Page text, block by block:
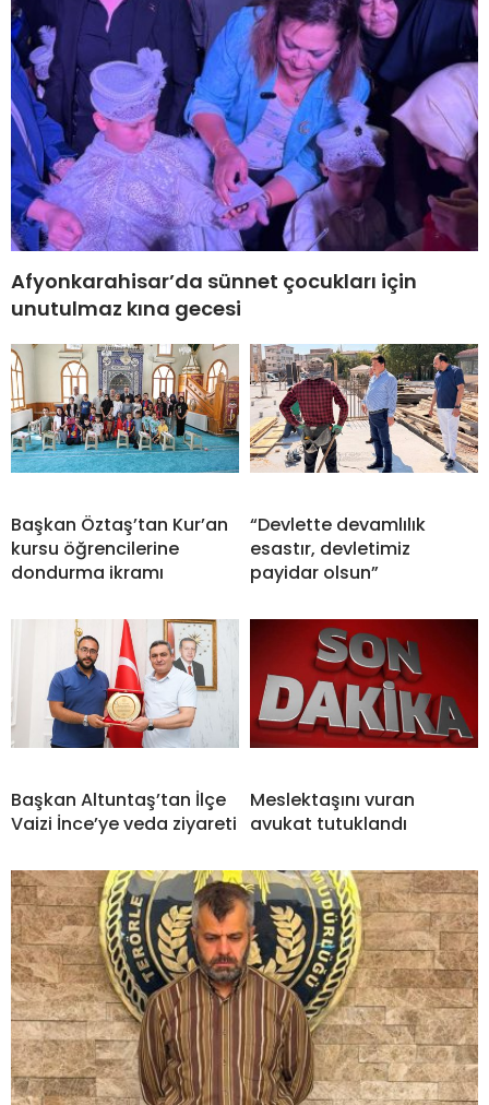
Afyonkarahisar’da sünnet çocukları için
unutulmaz kına gecesi
Başkan Öztaş’tan Kur’an
kursu öğrencilerine
dondurma ikramı
“Devlette devamlılık
esastır, devletimiz
payidar olsun”
Başkan Altuntaş’tan İlçe
Vaizi İnce’ye veda ziyareti
Meslektaşını vuran
avukat tutuklandı